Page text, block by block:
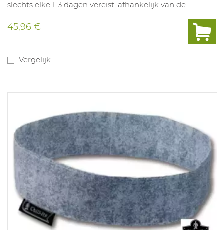
slechts elke 1-3 dagen vereist, afhankelijk van de
omgeving, vochtigheid en luchtstroom.
45,96 €
Vergelijk